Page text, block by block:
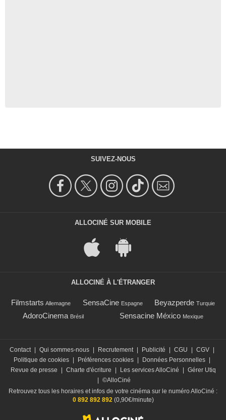
SUIVEZ-NOUS
ALLOCINÉ SUR MOBILE
ALLOCINÉ À L'ÉTRANGER
Filmstarts Allemagne SensaCine Espagne Beyazperde Turquie
AdoroCinema Brésil Sensacine México Mexique
Contact Qui sommes-nous Recrutement Publicité CGU CGV
Politique de cookies
Préférences cookies Données Personnelles
Revue de presse
Charte d'écriture Les services AlloCiné
Gérer Utiq
©AlloCiné
Retrouvez tous les horaires et infos de votre cinéma sur le numéro AlloCiné :
0 892 892 892(0,90€/minute)